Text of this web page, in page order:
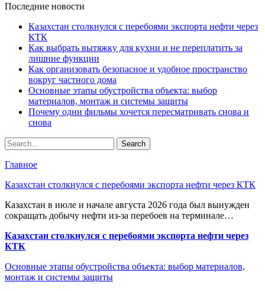
Последние новости
Казахстан столкнулся с перебоями экспорта нефти через
КТК
Как выбрать вытяжку для кухни и не переплатить за
лишние функции
Как организовать безопасное и удобное пространство
вокруг частного дома
Основные этапы обустройства объекта: выбор
материалов, монтаж и системы защиты
Почему одни фильмы хочется пересматривать снова и
снова
Главное
Казахстан столкнулся с перебоями экспорта нефти через КТК
Казахстан в июле и начале августа 2026 года был вынужден
сокращать добычу нефти из-за перебоев на терминале…
Казахстан столкнулся с перебоями экспорта нефти через
КТК
Основные этапы обустройства объекта: выбор материалов,
монтаж и системы защиты